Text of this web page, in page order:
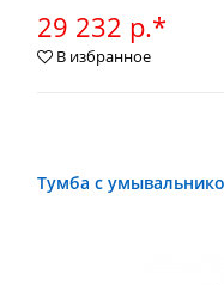
29 232 р.*
В избранное
Тумба с